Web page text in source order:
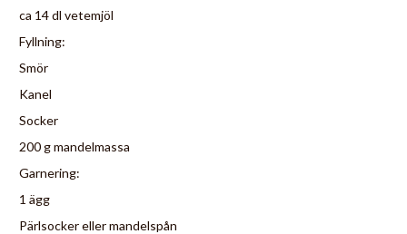
ca 14 dl vetemjöl
Fyllning:
Smör
Kanel
Socker
200 g mandelmassa
Garnering:
1 ägg
Pärlsocker eller mandelspån